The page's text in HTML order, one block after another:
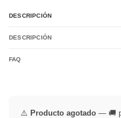
DESCRIPCIÓN
DESCRIPCIÓN
FAQ
⚠️ Producto agotado — 🚚